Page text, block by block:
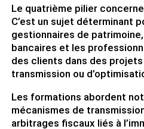
Le quatrième pilier
C’est un sujet déterminant
gestionnaires de
bancaires et les
des clients dans des projets
transmission ou
Les formations abordent
mécanismes de
arbitrages fiscaux liés à